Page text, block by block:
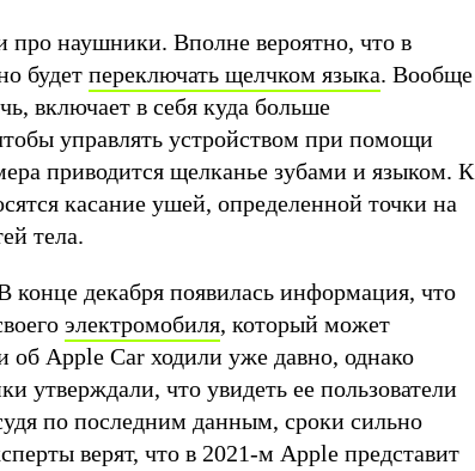
про наушники. Вполне вероятно, что в
будет переключать щелчком языка. Вообще
включает в себя куда больше
управлять устройством при помощи
приводится щелканье зубами и языком. К
касание ушей, определенной точки на
тела.
декабря появилась информация, что
электромобиля, который может
об Apple Car ходили уже давно, однако
утверждали, что увидеть ее пользователи
по последним данным, сроки сильно
верят, что в 2021-м Apple представит